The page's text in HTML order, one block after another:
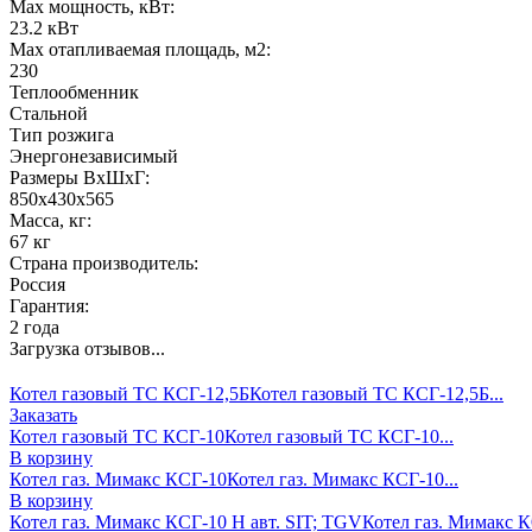
Max мощность, кВт:
23.2 кВт
Max отапливаемая площадь, м2:
230
Теплообменник
Стальной
Тип розжига
Энергонезависимый
Размеры ВхШхГ:
850х430х565
Масса, кг:
67 кг
Страна производитель:
Россия
Гарантия:
2 года
Загрузка отзывов...
Котел газовый ТС КСГ-12,5БКотел газовый ТС КСГ-12,5Б...
Заказать
Котел газовый ТС КСГ-10Котел газовый ТС КСГ-10...
В корзину
Котел газ. Мимакс КСГ-10Котел газ. Мимакс КСГ-10...
В корзину
Котел газ. Мимакс КСГ-10 Н авт. SIT; TGVКотел газ. Мимакс